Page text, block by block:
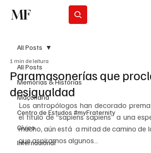
MF
All Posts
Memórias & Histórias
Maçonaria
Centro de Estudos #myFraternity
Cívico
Internacional
All Posts
Paramasonerías que
desigualdad
1 min de leitura
Los antropólogos han decorado
el título de “sapiens sapiens” a una
mucho, aún está  a mitad de camino de
que aspiramos algunos…